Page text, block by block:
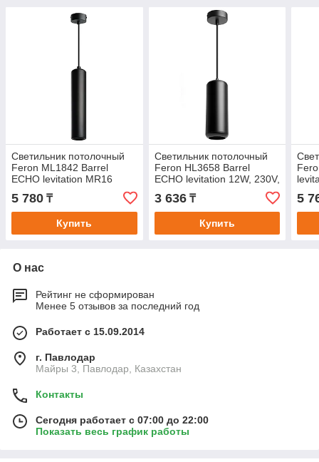
Светильник потолочный
Feron ML1842 Barrel
ECHO levitation MR16
35W, 230V, GU10, чёрный,
с антибликовой
5 780 ₸
Купить
Светильник потолочный
Feron HL3658 Barrel
ECHO levitation 12W, 230V,
GX53, чёрный, с
антибликовой сеточкой,
3 636₸
Купить
5
О нас
Рейтинг не сформирован
Менее 5 отзывов за последний год
Работает с 15.09.2014
г. Павлодар
Майры 3, Павлодар, Казахстан
Контакты
Сегодня работает с 07:00 до 22:00
Показать весь график работы